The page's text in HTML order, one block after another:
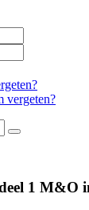
vergeten?
1 M&O